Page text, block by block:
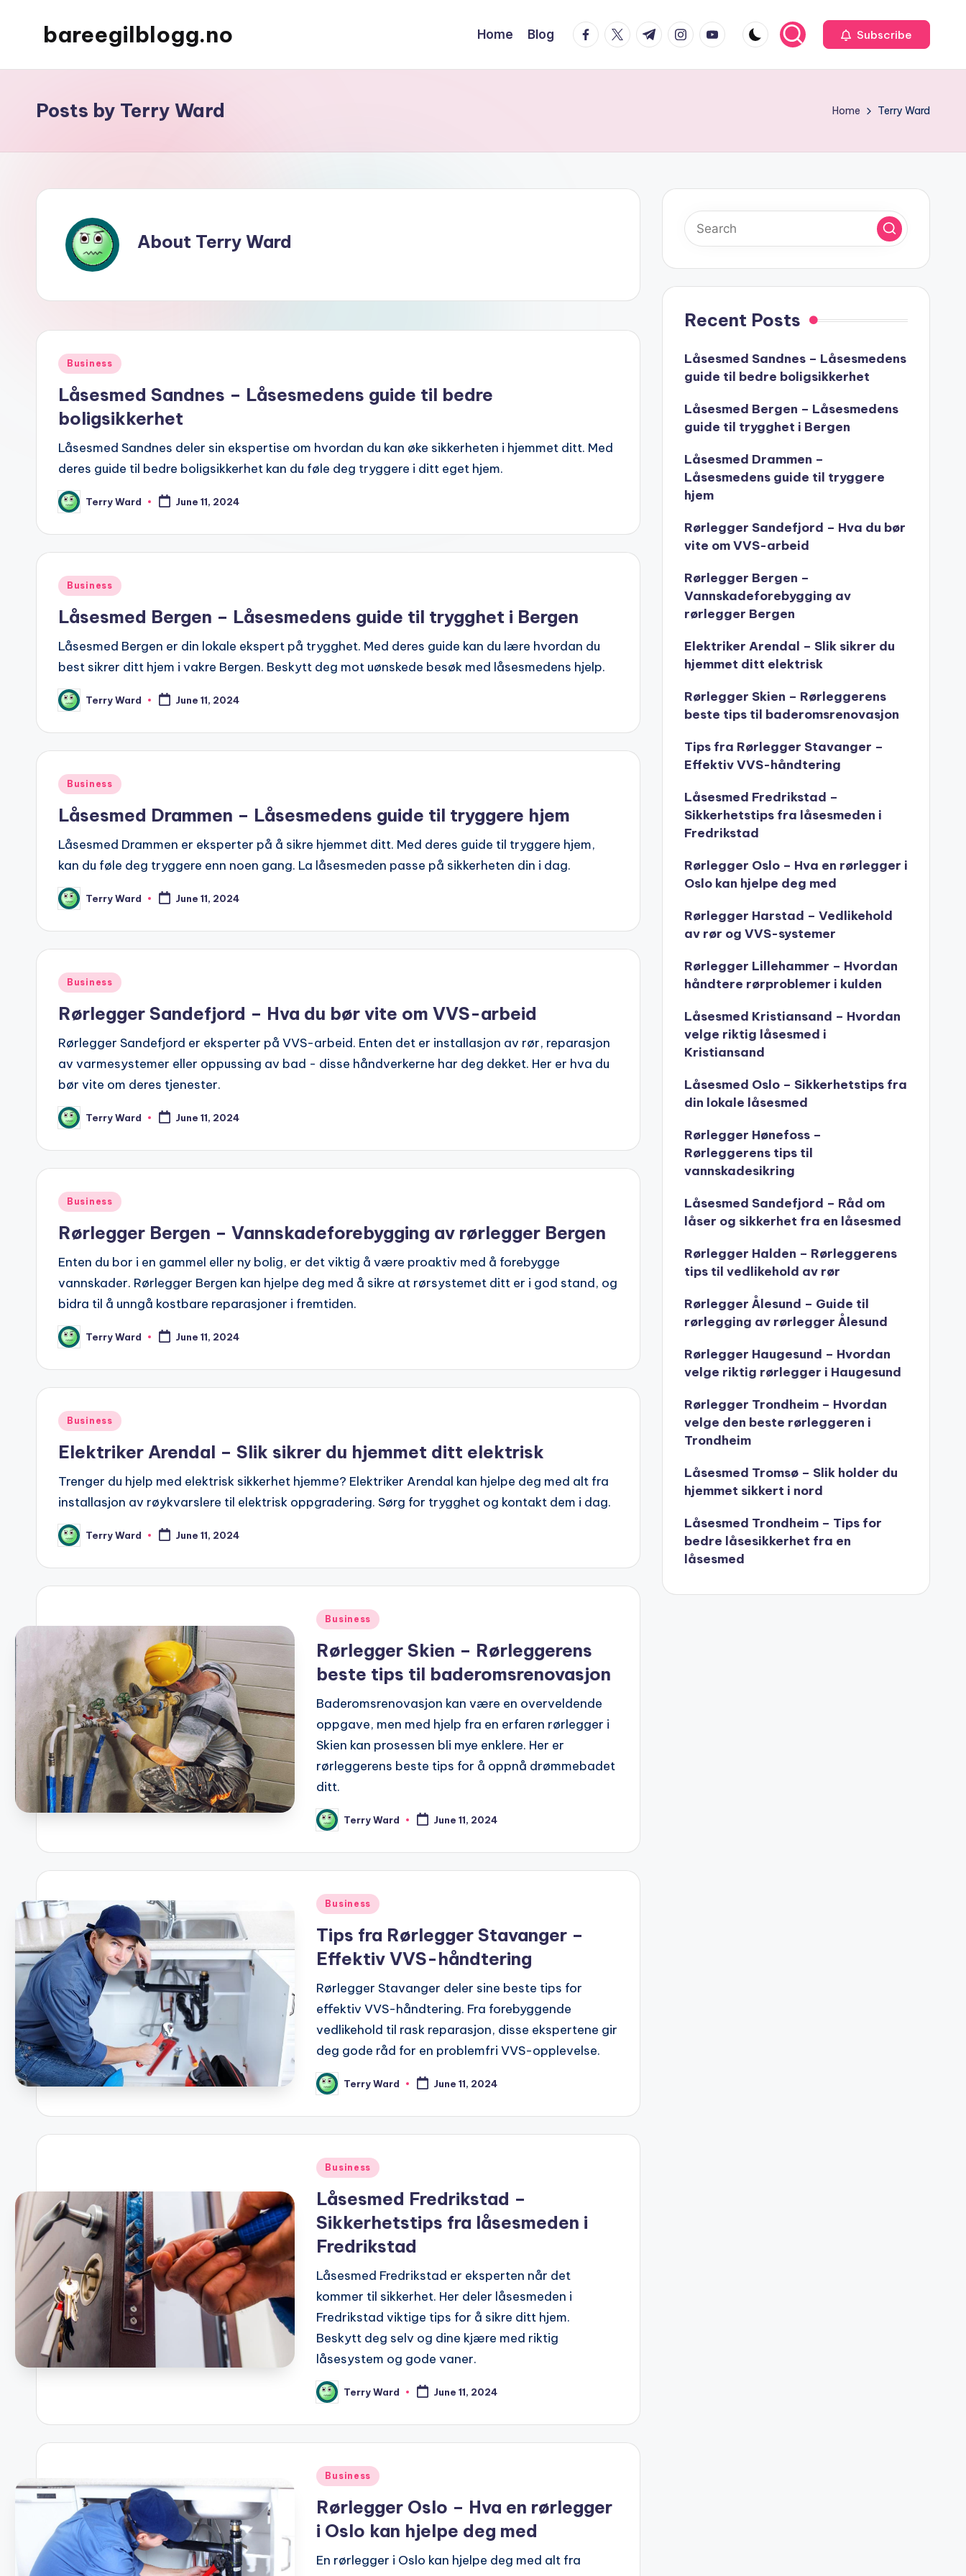
bareegilblogg.no Home Blog facebook.com
twitter.com
t.me instagram.com
youtube.com Subscribe
Posts by Terry Ward Home Terry Ward
About Terry Ward
Posted
Business
Låsesmed Sandnes – Låsesmedens guide til bedre
boligsikkerhet
Låsesmed Sandnes deler sin ekspertise om hvordan du kan øke sikkerheten i hjemmet ditt. Med
deres guide til bedre boligsikkerhet kan du føle deg tryggere i ditt eget hjem.
Posted
by
Terry Ward June 11, 2024
Posted
Business
Låsesmed Bergen – Låsesmedens guide til trygghet i Bergen
Låsesmed Bergen er din lokale ekspert på trygghet. Med deres guide kan du lære hvordan du
best sikrer ditt hjem i vakre Bergen. Beskytt deg mot uønskede besøk med låsesmedens hjelp.
Posted
by
Terry Ward June 11, 2024
Posted
Business
Låsesmed Drammen – Låsesmedens guide til tryggere hjem
Låsesmed Drammen er eksperter på å sikre hjemmet ditt. Med deres guide til tryggere hjem,
kan du føle deg tryggere enn noen gang. La låsesmeden passe på sikkerheten din i dag.
Posted
by
Terry Ward June 11, 2024
Posted
Business
Rørlegger Sandefjord – Hva du bør vite om VVS-arbeid
Rørlegger Sandefjord er eksperter på VVS-arbeid. Enten det er installasjon av rør, reparasjon
av varmesystemer eller oppussing av bad - disse håndverkerne har deg dekket. Her er hva du
bør vite om deres tjenester.
Posted
by
Terry Ward June 11, 2024
Posted
Business
Rørlegger Bergen – Vannskadeforebygging av rørlegger Bergen
Enten du bor i en gammel eller ny bolig, er det viktig å være proaktiv med å forebygge
vannskader. Rørlegger Bergen kan hjelpe deg med å sikre at rørsystemet ditt er i god stand, og
bidra til å unngå kostbare reparasjoner i fremtiden.
Posted
by
Terry Ward June 11, 2024
Posted
Business
Elektriker Arendal – Slik sikrer du hjemmet ditt elektrisk
Trenger du hjelp med elektrisk sikkerhet hjemme? Elektriker Arendal kan hjelpe deg med alt fra
installasjon av røykvarslere til elektrisk oppgradering. Sørg for trygghet og kontakt dem i dag.
Posted
by
Terry Ward June 11, 2024
Posted
Business
Rørlegger Skien – Rørleggerens
beste tips til baderomsrenovasjon
Baderomsrenovasjon kan være en overveldende
oppgave, men med hjelp fra en erfaren rørlegger i
Skien kan prosessen bli mye enklere. Her er
rørleggerens beste tips for å oppnå drømmebadet
ditt.
Posted
by
Terry Ward June 11, 2024
Posted
Business
Tips fra Rørlegger Stavanger –
Effektiv VVS-håndtering
Rørlegger Stavanger deler sine beste tips for
effektiv VVS-håndtering. Fra forebyggende
vedlikehold til rask reparasjon, disse ekspertene gir
deg gode råd for en problemfri VVS-opplevelse.
Posted
by
Terry Ward June 11, 2024
Posted
Business
Låsesmed Fredrikstad –
Sikkerhetstips fra låsesmeden i
Fredrikstad
Låsesmed Fredrikstad er eksperten når det
kommer til sikkerhet. Her deler låsesmeden i
Fredrikstad viktige tips for å sikre ditt hjem.
Beskytt deg selv og dine kjære med riktig
låsesystem og gode vaner.
Posted
by
Terry Ward June 11, 2024
Posted
Business
Rørlegger Oslo – Hva en rørlegger
i Oslo kan hjelpe deg med
En rørlegger i Oslo kan hjelpe deg med alt fra
Recent Posts
Låsesmed Sandnes – Låsesmedens
guide til bedre boligsikkerhet
Låsesmed Bergen – Låsesmedens
guide til trygghet i Bergen
Låsesmed Drammen –
Låsesmedens guide til tryggere
hjem
Rørlegger Sandefjord – Hva du bør
vite om VVS-arbeid
Rørlegger Bergen –
Vannskadeforebygging av
rørlegger Bergen
Elektriker Arendal – Slik sikrer du
hjemmet ditt elektrisk
Rørlegger Skien – Rørleggerens
beste tips til baderomsrenovasjon
Tips fra Rørlegger Stavanger –
Effektiv VVS-håndtering
Låsesmed Fredrikstad –
Sikkerhetstips fra låsesmeden i
Fredrikstad
Rørlegger Oslo – Hva en rørlegger i
Oslo kan hjelpe deg med
Rørlegger Harstad – Vedlikehold
av rør og VVS-systemer
Rørlegger Lillehammer – Hvordan
håndtere rørproblemer i kulden
Låsesmed Kristiansand – Hvordan
velge riktig låsesmed i
Kristiansand
Låsesmed Oslo – Sikkerhetstips fra
din lokale låsesmed
Rørlegger Hønefoss –
Rørleggerens tips til
vannskadesikring
Låsesmed Sandefjord – Råd om
låser og sikkerhet fra en låsesmed
Rørlegger Halden – Rørleggerens
tips til vedlikehold av rør
Rørlegger Ålesund – Guide til
rørlegging av rørlegger Ålesund
Rørlegger Haugesund – Hvordan
velge riktig rørlegger i Haugesund
Rørlegger Trondheim – Hvordan
velge den beste rørleggeren i
Trondheim
Låsesmed Tromsø – Slik holder du
hjemmet sikkert i nord
Låsesmed Trondheim – Tips for
bedre låsesikkerhet fra en
låsesmed